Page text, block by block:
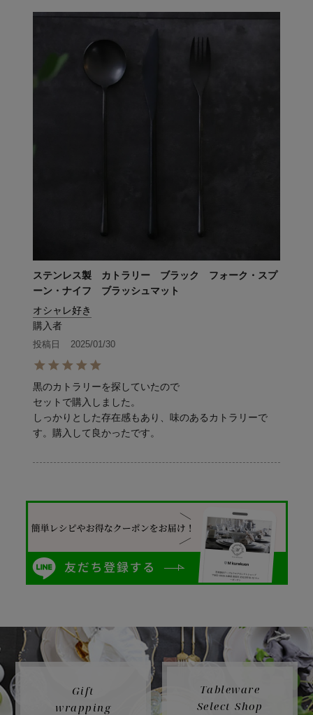
ステンレス製 カトラリー ブラック フォーク・スプ
ーン・ナイフ ブラッシュマット
オシャレ好き
購入者
投稿日 2025/01/30
黒のカトラリーを探していたので
セットで購入しました。
しっかりとした存在感もあり、味のあるカトラリーで
す。購入して良かったです。
Gift
wrapping
Tableware
Select Shop